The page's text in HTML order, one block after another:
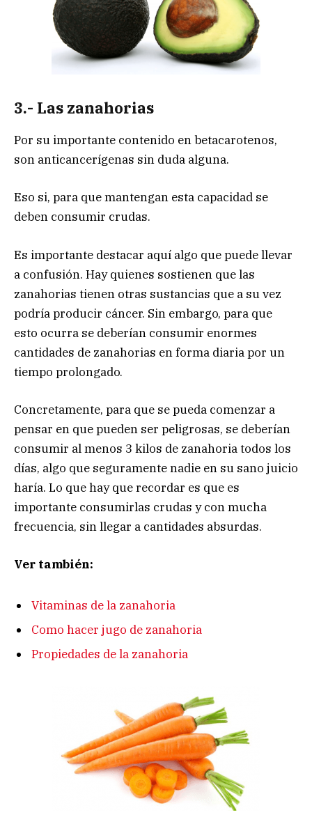
3.- Las zanahorias
Por su importante contenido en betacarotenos,
son anticancerígenas sin duda alguna.
Eso si, para que mantengan esta capacidad se
deben consumir crudas.
Es importante destacar aquí algo que puede llevar
a confusión. Hay quienes sostienen que las
zanahorias tienen otras sustancias que a su vez
podría producir cáncer. Sin embargo, para que
esto ocurra se deberían consumir enormes
cantidades de zanahorias en forma diaria por un
tiempo prolongado.
Concretamente, para que se pueda comenzar a
pensar en que pueden ser peligrosas, se deberían
consumir al menos 3 kilos de zanahoria todos los
días, algo que seguramente nadie en su sano juicio
haría. Lo que hay que recordar es que es
importante consumirlas crudas y con mucha
frecuencia, sin llegar a cantidades absurdas.
Ver también:
Vitaminas de la zanahoria
Como hacer jugo de zanahoria
Propiedades de la zanahoria